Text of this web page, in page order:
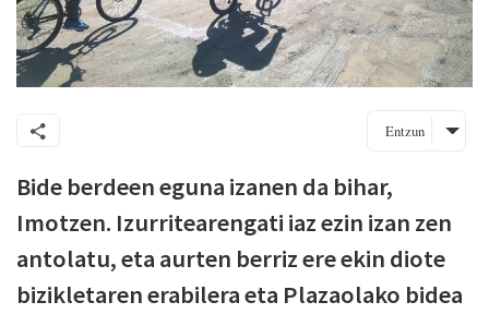
Entzun
Bide berdeen eguna izanen da bihar,
Imotzen. Izurritearengati iaz ezin izan zen
antolatu, eta aurten berriz ere ekin diote
bizikletaren erabilera eta Plazaolako bidea